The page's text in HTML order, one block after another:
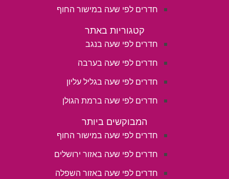
חדרים לפי שעה במישור החוף
קטגוריות באתר
חדרים לפי שעה בנגב
חדרים לפי שעה בערבה
חדרים לפי שעה בגליל עליון
חדרים לפי שעה ברמת הגולן
המבוקשים ביותר
חדרים לפי שעה במישור החוף
חדרים לפי שעה באזור ירושלים
חדרים לפי שעה באזור השפלה